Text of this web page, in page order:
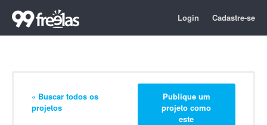
Login Cadastre-se
« Buscar todos os
projetos
Publique um
projeto como
este